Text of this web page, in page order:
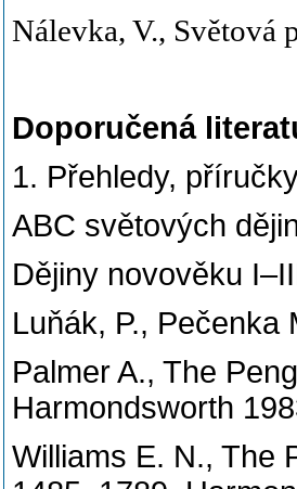
Nálevka, V., Světová
Doporučená
1. Přehledy,
ABC světových
Dějiny novověku
Luňák, P., Pečenka
Palmer A., The
Harmondsworth
Williams E. N., The